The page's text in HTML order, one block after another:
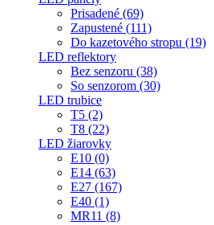
Prisadené (69)
Zapustené (111)
Do kazetového stropu (19)
LED reflektory
Bez senzoru (38)
So senzorom (30)
LED trubice
T5 (2)
T8 (22)
LED žiarovky
E10 (0)
E14 (63)
E27 (167)
E40 (1)
MR11 (8)